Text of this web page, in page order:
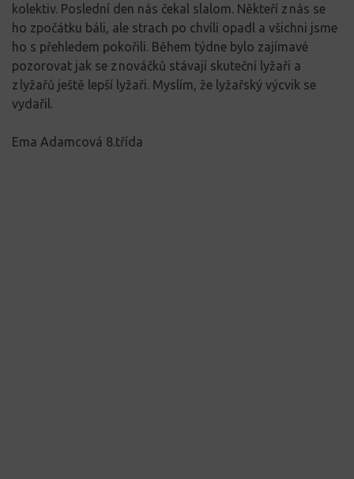
kolektiv. Poslední den nás čekal slalom. Někteří z nás se
ho zpočátku báli, ale strach po chvíli opadl a všichni jsme
ho s přehledem pokořili. Během týdne bylo zajímavé
pozorovat jak se z nováčků stávají skuteční lyžaři a
z lyžařů ještě lepší lyžaři. Myslím, že lyžařský výcvik se
vydařil.
Ema Adamcová 8.třída